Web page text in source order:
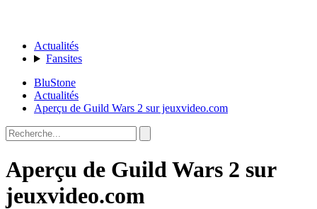
Actualités
Fansites
BluStone
Actualités
Aperçu de Guild Wars 2 sur jeuxvideo.com
Aperçu de Guild Wars 2 sur
jeuxvideo.com